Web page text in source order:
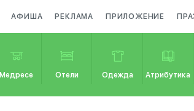
АФИША РЕКЛАМА ПРИЛОЖЕНИЕ
Медресе Отели Одежда Атрибутика